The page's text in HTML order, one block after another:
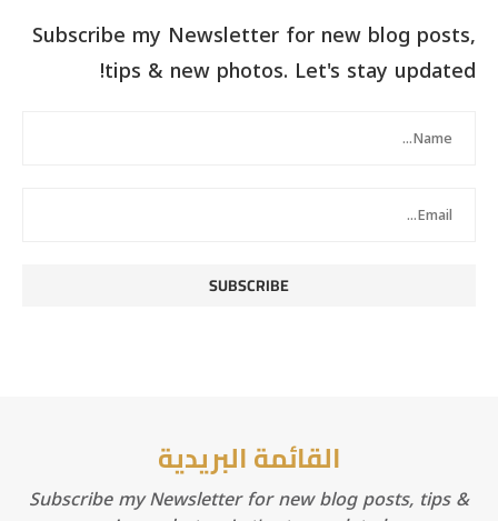
Subscribe my Newsletter for new blog posts,
tips & new photos. Let's stay updated!
القائمة البريدية
Subscribe my Newsletter for new blog posts, tips &